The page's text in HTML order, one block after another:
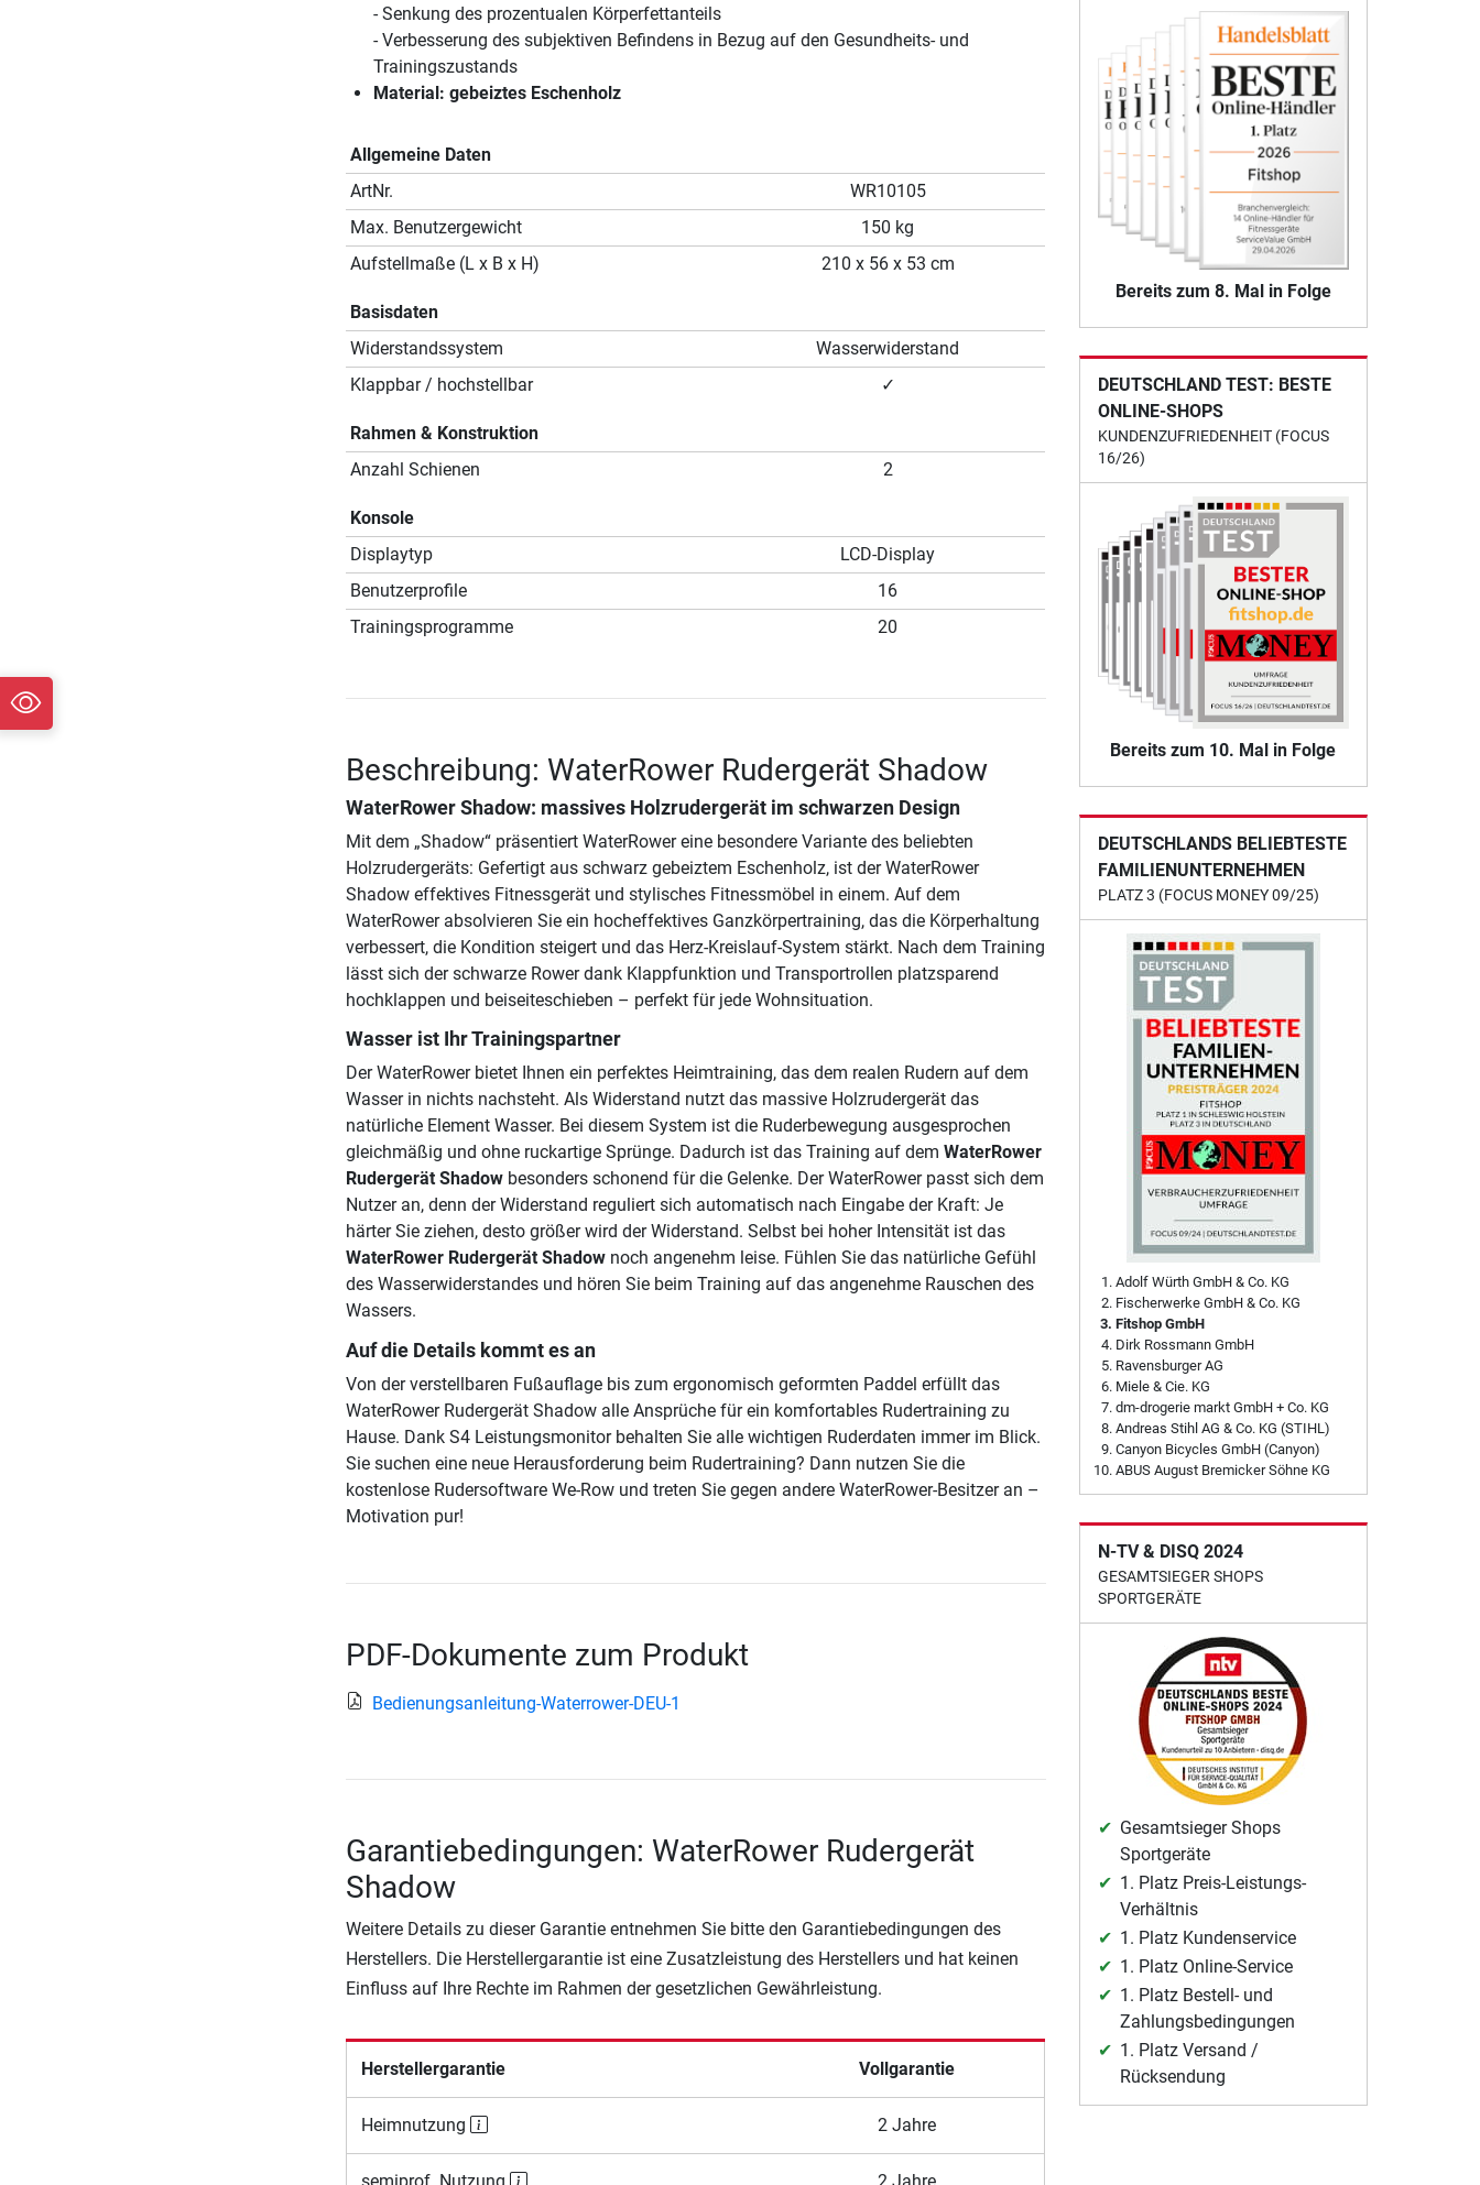
- Senkung des prozentualen Körperfettanteils
- Verbesserung des subjektiven Befindens in Bezug auf den Gesundheits- und
Trainingszustands
Material: gebeiztes Eschenholz
Allgemeine Daten
ArtNr.
WR10105
Max. Benutzergewicht
150 kg
Aufstellmaße (L x B x H)
210 x 56 x 53 cm
Basisdaten
Widerstandssystem
Wasserwiderstand
Klappbar / hochstellbar
✓
Rahmen & Konstruktion
Anzahl Schienen
2
Konsole
Displaytyp
LCD-Display
Benutzerprofile
16
Trainingsprogramme
20
Beschreibung: WaterRower Rudergerät Shadow
WaterRower Shadow: massives Holzrudergerät im schwarzen Design
Mit dem „Shadow“ präsentiert WaterRower eine besondere Variante des beliebten
Holzrudergeräts: Gefertigt aus schwarz gebeiztem Eschenholz, ist der WaterRower
Shadow effektives Fitnessgerät und stylisches Fitnessmöbel in einem. Auf dem
WaterRower absolvieren Sie ein hocheffektives Ganzkörpertraining, das die Körperhaltung
verbessert, die Kondition steigert und das Herz-Kreislauf-System stärkt. Nach dem Training
lässt sich der schwarze Rower dank Klappfunktion und Transportrollen platzsparend
hochklappen und beiseiteschieben – perfekt für jede Wohnsituation.
Wasser ist Ihr Trainingspartner
Der WaterRower bietet Ihnen ein perfektes Heimtraining, das dem realen Rudern auf dem
Wasser in nichts nachsteht. Als Widerstand nutzt das massive Holzrudergerät das
natürliche Element Wasser. Bei diesem System ist die Ruderbewegung ausgesprochen
gleichmäßig und ohne ruckartige Sprünge. Dadurch ist das Training auf dem WaterRower
Rudergerät Shadowbesonders schonend für die Gelenke. Der WaterRower passt sich dem
Nutzer an, denn der Widerstand reguliert sich automatisch nach Eingabe der Kraft: Je
härter Sie ziehen, desto größer wird der Widerstand. Selbst bei hoher Intensität ist das
WaterRower Rudergerät Shadownoch angenehm leise. Fühlen Sie das natürliche Gefühl
des Wasserwiderstandes und hören Sie beim Training auf das angenehme Rauschen des
Wassers.
Auf die Details kommt es an
Von der verstellbaren Fußauflage bis zum ergonomisch geformten Paddel erfüllt das
WaterRower Rudergerät Shadow alle Ansprüche für ein komfortables Rudertraining zu
Hause. Dank S4 Leistungsmonitor behalten Sie alle wichtigen Ruderdaten immer im Blick.
Sie suchen eine neue Herausforderung beim Rudertraining? Dann nutzen Sie die
kostenlose Rudersoftware We-Row und treten Sie gegen andere WaterRower-Besitzer an –
Motivation pur!
PDF-Dokumente zum Produkt
Bedienungsanleitung-Waterrower-DEU-1
Garantiebedingungen: WaterRower Rudergerät
Shadow
Weitere Details zu dieser Garantie entnehmen Sie bitte den Garantiebedingungen des
Herstellers. Die Herstellergarantie ist eine Zusatzleistung des Herstellers und hat keinen
Einfluss auf Ihre Rechte im Rahmen der gesetzlichen Gewährleistung.
Herstellergarantie Vollgarantie
Heimnutzung 2 Jahre
semiprof. Nutzung 2 Jahre
Bereits zum 8. Mal in Folge
DEUTSCHLAND TEST: BESTE
ONLINE-SHOPS
KUNDENZUFRIEDENHEIT (FOCUS
16/26)
Bereits zum 10. Mal in Folge
DEUTSCHLANDS BELIEBTESTE
FAMILIENUNTERNEHMEN
PLATZ 3 (FOCUS MONEY 09/25)
Adolf Würth GmbH & Co. KG
Fischerwerke GmbH & Co. KG
Fitshop GmbH
Dirk Rossmann GmbH
Ravensburger AG
Miele & Cie. KG
dm-drogerie markt GmbH + Co. KG
Andreas Stihl AG & Co. KG (STIHL)
Canyon Bicycles GmbH (Canyon)
ABUS August Bremicker Söhne KG
N-TV & DISQ 2024
GESAMTSIEGER SHOPS
SPORTGERÄTE
Gesamtsieger Shops
Sportgeräte
1. Platz Preis-Leistungs-
Verhältnis
1. Platz Kundenservice
1. Platz Online-Service
1. Platz Bestell- und
Zahlungsbedingungen
1. Platz Versand /
Rücksendung